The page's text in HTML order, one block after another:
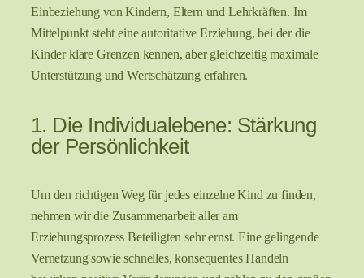
Einbeziehung von Kindern, Eltern und Lehrkräften. Im
Mittelpunkt steht eine autoritative Erziehung, bei der die
Kinder klare Grenzen kennen, aber gleichzeitig maximale
Unterstützung und Wertschätzung erfahren.
1. Die Individualebene: Stärkung
der Persönlichkeit
Um den richtigen Weg für jedes einzelne Kind zu finden,
nehmen wir die Zusammenarbeit aller am
Erziehungsprozess Beteiligten sehr ernst. Eine gelingende
Vernetzung sowie schnelles, konsequentes Handeln